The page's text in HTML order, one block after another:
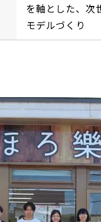
を軸とした、次
モデルづくり